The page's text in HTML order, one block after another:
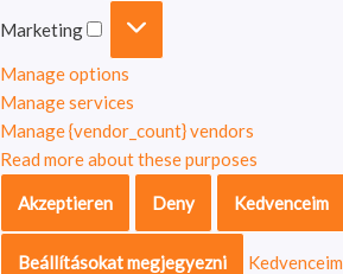
Marketing
Manage options
Manage services
Manage {vendor_count} vendors
Read more about these purposes
Akzeptieren Deny Kedvenceim
Beállításokat megjegyezni Kedvenceim